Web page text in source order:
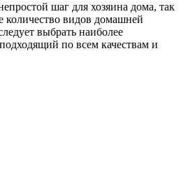
шаг для хозяина дома, так
количество видов домашней
выбрать наиболее
по всем качествам и